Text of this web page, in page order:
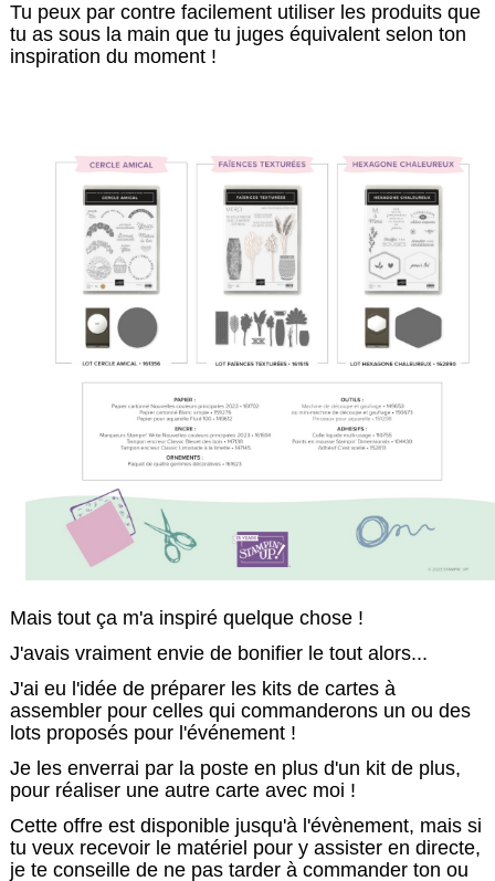
Tu peux par contre facilement utiliser les produits que
tu as sous la main que tu juges équivalent selon ton
inspiration du moment !
Mais tout ça m'a inspiré quelque chose !
J'avais vraiment envie de bonifier le tout alors...
J'ai eu l'idée de préparer les kits de cartes à
assembler pour celles qui commanderons un ou des
lots proposés pour l'événement !
Je les enverrai par la poste en plus d'un kit de plus,
pour réaliser une autre carte avec moi !
Cette offre est disponible jusqu'à l'évènement, mais si
tu veux recevoir le matériel pour y assister en directe,
je te conseille de ne pas tarder à commander ton ou